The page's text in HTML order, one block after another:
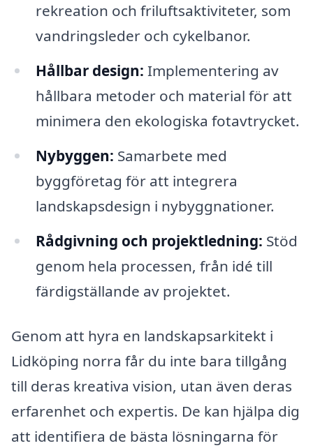
rekreation och friluftsaktiviteter, som
vandringsleder och cykelbanor.
Hållbar design: Implementering av
hållbara metoder och material för att
minimera den ekologiska fotavtrycket.
Nybyggen: Samarbete med
byggföretag för att integrera
landskapsdesign i nybyggnationer.
Rådgivning och projektledning: Stöd
genom hela processen, från idé till
färdigställande av projektet.
Genom att hyra en landskapsarkitekt i
Lidköping norra får du inte bara tillgång
till deras kreativa vision, utan även deras
erfarenhet och expertis. De kan hjälpa dig
att identifiera de bästa lösningarna för